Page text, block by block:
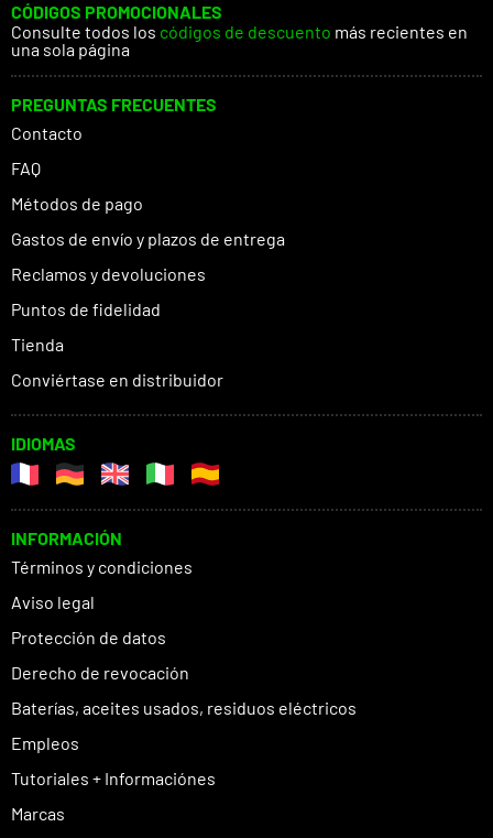
CÓDIGOS PROMOCIONALES
Consulte todos los códigos de descuento más recientes en
una sola página
PREGUNTAS FRECUENTES
Contacto
FAQ
Métodos de pago
Gastos de envío y plazos de entrega
Reclamos y devoluciones
Puntos de fidelidad
Tienda
Conviértase en distribuidor
IDIOMAS
INFORMACIÓN
Términos y condiciones
Aviso legal
Protección de datos
Derecho de revocación
Baterías, aceites usados, residuos eléctricos
Empleos
Tutoriales + Informaciónes
Marcas